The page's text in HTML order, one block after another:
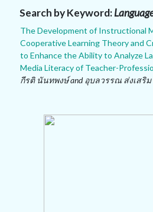
Search by Keyword:
The Development of Instructional
Cooperative Learning Theory and
to Enhance the Ability to Analyze
Media Literacy of Teacher-
กีรติ นันทพงษ์ and อุบลวรรณ ส่งเสริม